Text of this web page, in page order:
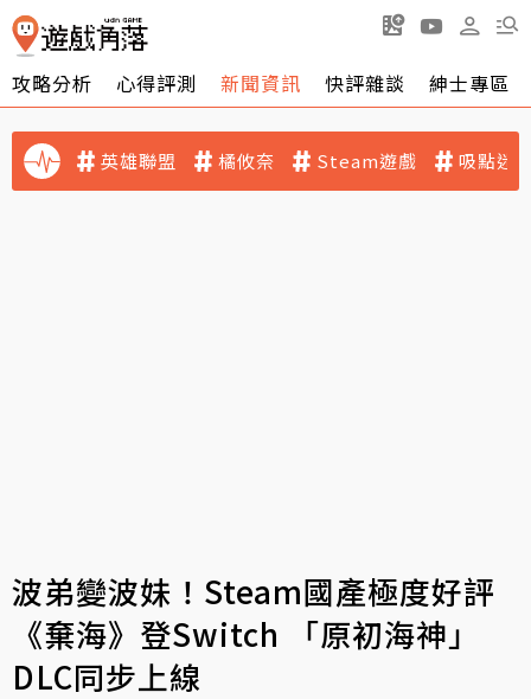
攻略分析 心得評測 新聞資訊 快評雜談 紳士專區
英雄聯盟 橘攸奈 Steam遊戲 吸點迷
波弟變波妹！Steam國產極度好評
《棄海》登Switch 「原初海神」
DLC同步上線